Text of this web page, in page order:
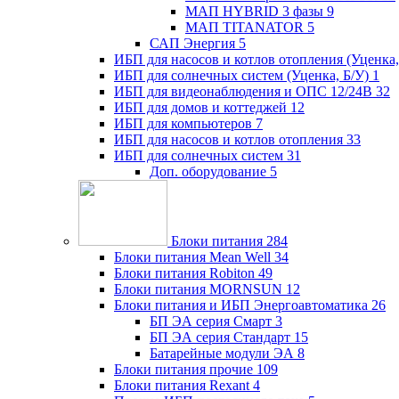
МАП HYBRID 3 фазы 9
МАП TITANATOR 5
САП Энергия 5
ИБП для насосов и котлов отопления
ИБП для солнечных систем (Уценка, Б/У) 1
ИБП для видеонаблюдения и ОПС 12/24В 32
ИБП для домов и коттеджей 12
ИБП для компьютеров 7
ИБП для насосов и котлов отопления 33
ИБП для солнечных систем 31
Доп. оборудование 5
Блоки питания 284
Блоки питания Mean Well 34
Блоки питания Robiton 49
Блоки питания MORNSUN 12
Блоки питания и ИБП Энергоавтоматика 26
БП ЭА серия Смарт 3
БП ЭА серия Стандарт 15
Батарейные модули ЭА 8
Блоки питания прочие 109
Блоки питания Rexant 4